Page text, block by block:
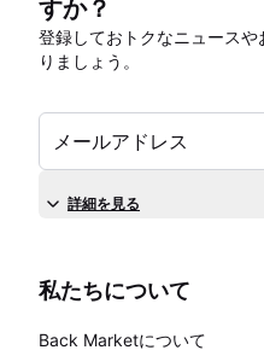
すか？
登録しておトクなニュース
りましょう。
メールアドレス
詳細を見る
私たちについて
Back Marketについて